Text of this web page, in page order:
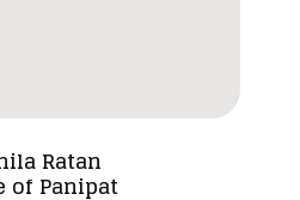
Ratan
of Panipat